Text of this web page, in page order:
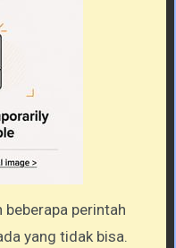
perintah
yang tidak bisa.